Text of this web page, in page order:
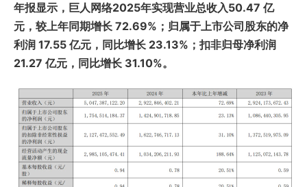
年报显示，巨人网络2025年实现营业总收入50.47 亿
元，较上年同期增长 72.69%；归属于上市公司股东的净
利润 17.55 亿元，同比增长 23.13%；扣非归母净利润
21.27 亿元，同比增长 31.10%。